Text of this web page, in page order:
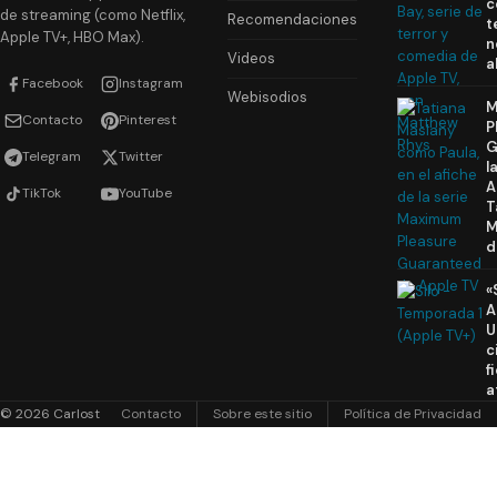
de streaming (como Netflix,
Apple TV+, HBO Max).
Facebook Instagram
Contacto Pinterest
Telegram Twitter
TikTok YouTube
Recomendaciones
Videos
Webisodios
© 2026 Carlost Contacto Sobre este sitio Política de Privacidad